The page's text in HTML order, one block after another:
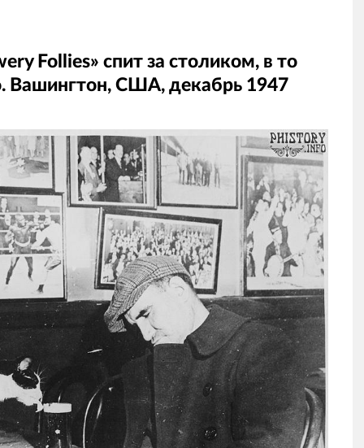
Follies» спит за столиком, в то
Вашингтон, США, декабрь 1947